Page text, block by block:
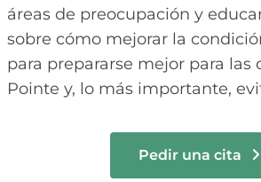
áreas de preocupación y
sobre cómo mejorar la
para prepararse mejor para las
Pointe y, lo más importante,
Pedir una cita